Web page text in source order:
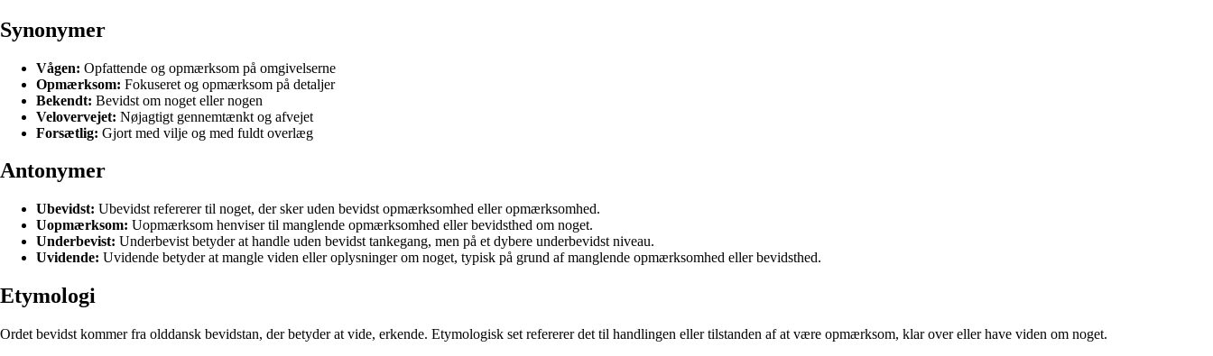
Synonymer
Vågen: Opfattende og opmærksom på omgivelserne
Opmærksom: Fokuseret og opmærksom på detaljer
Bekendt: Bevidst om noget eller nogen
Velovervejet: Nøjagtigt gennemtænkt og afvejet
Forsætlig: Gjort med vilje og med fuldt overlæg
Antonymer
Ubevidst: Ubevidst refererer til noget, der sker uden bevidst opmærksomhed eller opmærksomhed.
Uopmærksom: Uopmærksom henviser til manglende opmærksomhed eller bevidsthed om noget.
Underbevist: Underbevist betyder at handle uden bevidst tankegang, men på et dybere underbevidst niveau.
Uvidende: Uvidende betyder at mangle viden eller oplysninger om noget, typisk på grund af manglende opmærksomhed eller bevidsthed.
Etymologi
Ordet bevidst kommer fra olddansk bevidstan, der betyder at vide, erkende. Etymologisk set refererer det til handlingen eller tilstanden af at være opmærksom, klar over eller have viden om noget.